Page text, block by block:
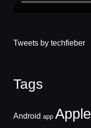
Tweets by techfieber
Tags
Android app Apple